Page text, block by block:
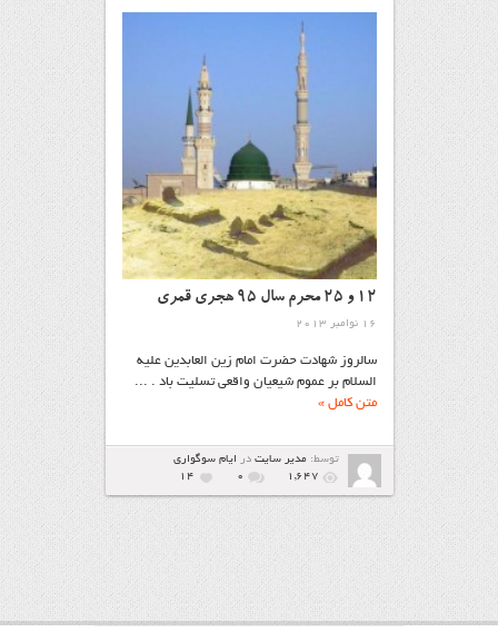
12 و 25 محرم سال 95 هجری قمری
16 نوامبر 2013
سالروز شهادت حضرت امام زین العابدین عليه
السلام بر عموم شیعیان واقعی تسلیت باد . ...
متن کامل »
توسط: مدیر سایتدر ايام سوگواري
1,647
۰ 14